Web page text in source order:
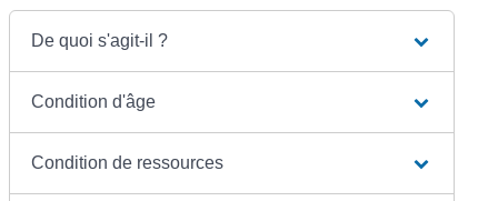
De quoi s'agit-il ?
Condition d'âge
Condition de ressources